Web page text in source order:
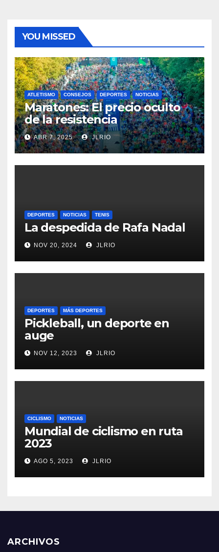
YOU MISSED
ATLETISMO CONSEJOS DEPORTES NOTICIAS
Maratones: El precio oculto
de la resistencia
ABR 7, 2025 JLRIO
DEPORTES NOTICIAS TENIS
La despedida de Rafa Nadal
NOV 20, 2024 JLRIO
DEPORTES MÁS DEPORTES
Pickleball, un deporte en
auge
NOV 12, 2023 JLRIO
CICLISMO NOTICIAS
Mundial de ciclismo en ruta
2023
AGO 5, 2023 JLRIO
ARCHIVOS